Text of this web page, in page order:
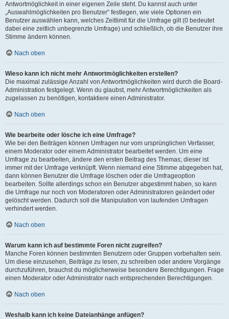
Antwortmöglichkeit in einer eigenen Zeile steht. Du kannst auch unter
„Auswahlmöglichkeiten pro Benutzer“ festlegen, wie viele Optionen ein
Benutzer auswählen kann, welches Zeitlimit für die Umfrage gilt (0 bedeutet
dabei eine zeitlich unbegrenzte Umfrage) und schließlich, ob die Benutzer ihre
Stimme ändern können.
Nach oben
Wieso kann ich nicht mehr Antwortmöglichkeiten erstellen?
Die maximal zulässige Anzahl von Antwortmöglichkeiten wird durch die Board-
Administration festgelegt. Wenn du glaubst, mehr Antwortmöglichkeiten als
zugelassen zu benötigen, kontaktiere einen Administrator.
Nach oben
Wie bearbeite oder lösche ich eine Umfrage?
Wie bei den Beiträgen können Umfragen nur vom ursprünglichen Verfasser,
einem Moderator oder einem Administrator bearbeitet werden. Um eine
Umfrage zu bearbeiten, ändere den ersten Beitrag des Themas; dieser ist
immer mit der Umfrage verknüpft. Wenn niemand eine Stimme abgegeben hat,
dann können Benutzer die Umfrage löschen oder die Umfrageoption
bearbeiten. Sollte allerdings schon ein Benutzer abgestimmt haben, so kann
die Umfrage nur noch von Moderatoren oder Administratoren geändert oder
gelöscht werden. Dadurch soll die Manipulation von laufenden Umfragen
verhindert werden.
Nach oben
Warum kann ich auf bestimmte Foren nicht zugreifen?
Manche Foren können bestimmten Benutzern oder Gruppen vorbehalten sein.
Um diese einzusehen, Beiträge zu lesen, zu schreiben oder andere Vorgänge
durchzuführen, brauchst du möglicherweise besondere Berechtigungen. Frage
einen Moderator oder Administrator nach entsprechenden Berechtigungen.
Nach oben
Weshalb kann ich keine Dateianhänge anfügen?